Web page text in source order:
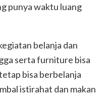
punya waktu luang
belanja dan
serta furniture bisa
bisa berbelanja
istirahat dan makan